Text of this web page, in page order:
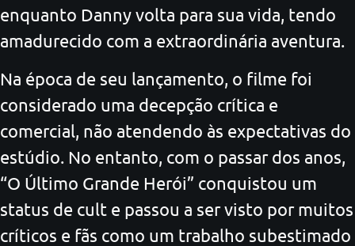
enquanto Danny volta para sua vida, tendo
amadurecido com a extraordinária aventura.
Na época de seu lançamento, o filme foi
considerado uma decepção crítica e
comercial, não atendendo às expectativas do
estúdio. No entanto, com o passar dos anos,
“O Último Grande Herói” conquistou um
status de cult e passou a ser visto por muitos
críticos e fãs como um trabalho subestimado